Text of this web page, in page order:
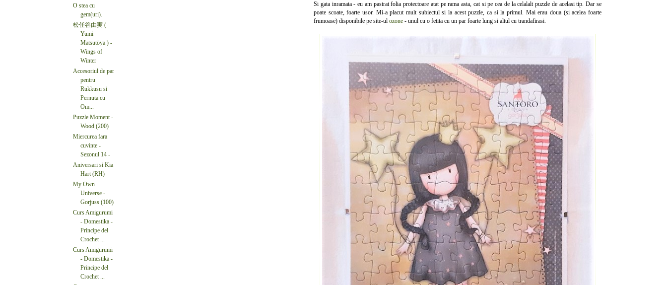
Si gata inramata - eu am pastrat folia protectoare atat pe rama asta, cat si pe cea de la celalalt puzzle de acelasi tip. Dar se
poate scoate, foarte usor. Mi-a placut mult subiectul si la acest puzzle, ca si la primul. Mai erau doua (si acelea foarte
frumoase) disponibile pe site-ul ozone - unul cu o fetita cu un par foarte lung si altul cu trandafirasi.
O stea cu
gem(uri).
松任谷由実 (
Yumi
Matsutōya ) -
Wings of
Winter
Accesoriul de par
pentru
Rukkusu si
Pernuta cu
Om...
Puzzle Moment -
Wood (200)
Miercurea fara
cuvinte -
Sezonul 14 -
Aniversari si Kia
Hart (RH)
My Own
Universe -
Gorjuss (100)
Curs Amigurumi
- Domestika -
Principe del
Crochet ...
Curs Amigurumi
- Domestika -
Principe del
Crochet ...